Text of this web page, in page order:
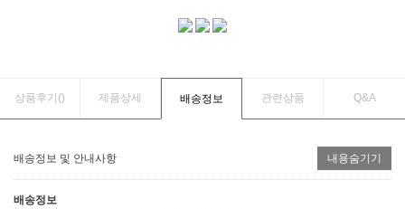
상품후기() 제품상세 배송정보 관련상품 Q&A
배송정보 및 안내사항 내용숨기기
배송정보